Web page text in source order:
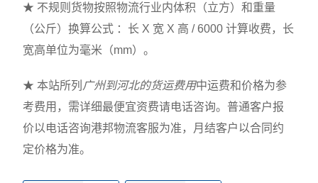
★ 不规则货物按照物流行业内体积（立方）和重量
（公斤）换算公式 ：长 X 宽 X 高 / 6000 计算收费，长
宽高单位为毫米（mm）。
★ 本站所列 广州到河北的货运费用中运费和价格为参
考费用，需详细最便宜资费请电话咨询。普通客户报
价以电话咨询港邦物流客服为准，月结客户以合同约
定价格为准。